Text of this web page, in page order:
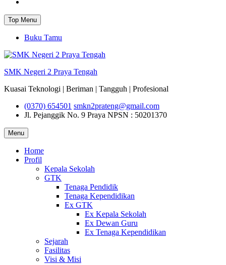
Top Menu
Buku Tamu
SMK Negeri 2 Praya Tengah
Kuasai Teknologi | Beriman | Tangguh | Profesional
(0370) 654501 smkn2prateng@gmail.com
Jl. Pejanggik No. 9 Praya NPSN : 50201370
Menu
Home
Profil
Kepala Sekolah
GTK
Tenaga Pendidik
Tenaga Kependidikan
Ex GTK
Ex Kepala Sekolah
Ex Dewan Guru
Ex Tenaga Kependidikan
Sejarah
Fasilitas
Visi & Misi